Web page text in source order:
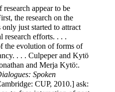
research appear to be
the research on the
just started to attract
research efforts. . . .
the evolution of forms of
. . . Culpeper and Kytö
and Merja Kytö:.
Spoken
CUP, 2010.] ask: